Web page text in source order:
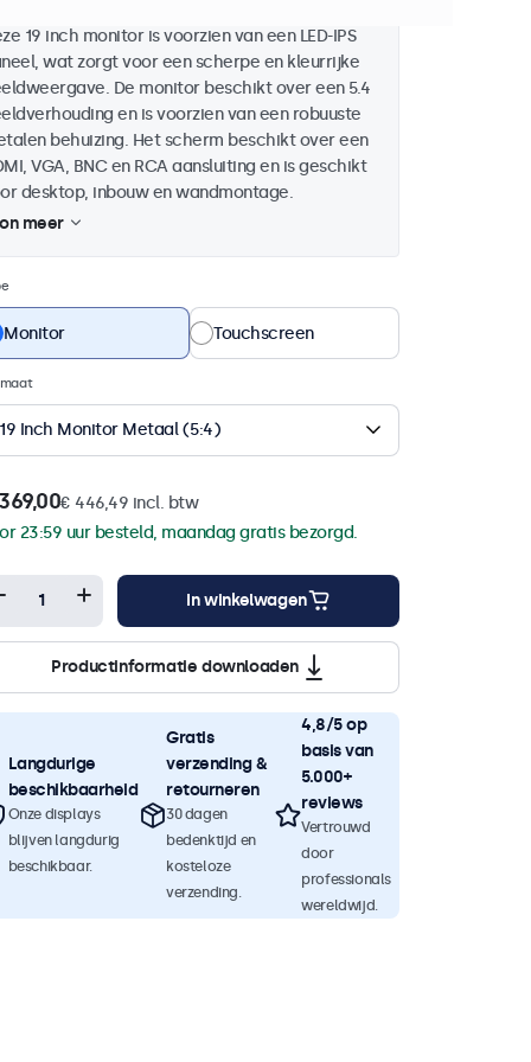
19 inch monitor is voorzien van een LED-IPS
wat zorgt voor een scherpe en kleurrijke
De monitor beschikt over een 5.4
en is voorzien van een robuuste
behuizing. Het scherm beschikt over een
VGA, BNC en RCA aansluiting en is geschikt
desktop, inbouw en wandmontage.
meer
Monitor Touchscreen
19 Inch Monitor Metaal (5:4)
€ 446,49 incl. btw
23:59 uur besteld, maandag gratis bezorgd.
In winkelwagen
Productinformatie downloaden
Langdurige
beschikbaarheid
Onze displays
blijven langdurig
beschikbaar.
Gratis
verzending &
retourneren
30 dagen
bedenktijd en
kosteloze
verzending.
4,8/5 op
basis van
5.000+
reviews
Vertrouwd
door
professionals
wereldwijd.